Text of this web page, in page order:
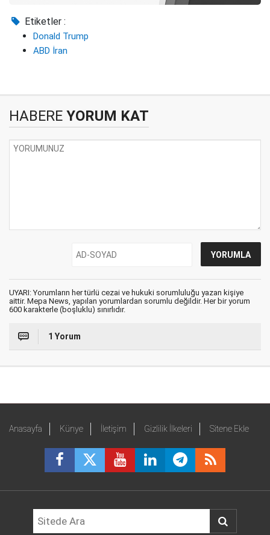
Etiketler :
Donald Trump
ABD İran
HABERE YORUM KAT
UYARI: Yorumların her türlü cezai ve hukuki sorumluluğu yazan kişiye
aittir. Mepa News, yapılan yorumlardan sorumlu değildir. Her bir yorum
600 karakterle (boşluklu) sınırlıdır.
1 Yorum
Anasayfa Künye İletişim Gizlilik İlkeleri Sitene Ekle